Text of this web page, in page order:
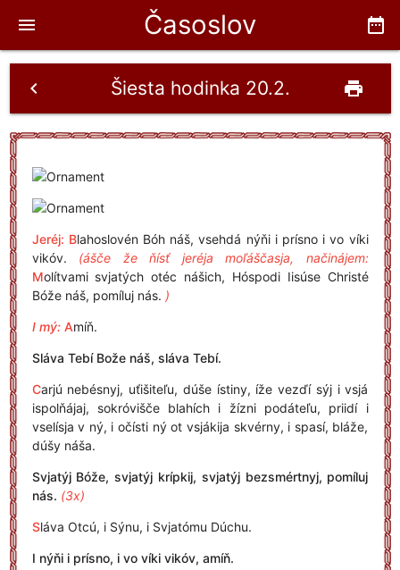
Časoslov date_range
menu
Šiesta hodinka 20.2.
chevron_left print
Jeréj: Blahoslovén Bóh náš, vsehdá nýňi i prísno i vo víki
vikóv. (ášče že ňísť jeréja moľáščasja, načinájem:
Molítvami svjatých otéc nášich, Hóspodi Iisúse Christé
Bóže náš, pomíluj nás. )
I mý: Amíň.
Sláva Tebí Bože náš, sláva Tebí.
Carjú nebésnyj, uťišiteľu, dúše ístiny, íže vezďí sýj i vsjá
ispolňájaj, sokróvišče blahích i žízni podáteľu, priidí i
vselísja v ný, i očísti ný ot vsjákija skvérny, i spasí, bláže,
dúšy náša.
Svjatýj Bóže, svjatýj krípkij, svjatýj bezsmértnyj, pomíluj
nás. (3x)
Sláva Otcú, i Sýnu, i Svjatómu Dúchu.
I nýňi i prísno, i vo víki vikóv, amíň.